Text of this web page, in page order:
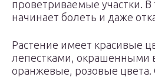
проветриваемые участки. В
начинает болеть и даже
Растение имеет красивые
лепестками, окрашенными
оранжевые, розовые цвета.